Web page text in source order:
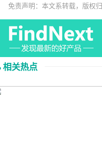
免责声明：本文系转载，版权
相关热点